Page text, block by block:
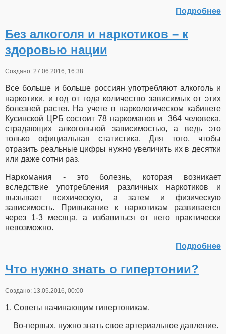
Подробнее
Без алкоголя и наркотиков – к
здоровью нации
Создано: 27.06.2016, 16:38
Все больше и больше россиян употребляют алкоголь и
наркотики, и год от года количество зависимых от этих
болезней растет. На учете в наркологическом кабинете
Кусинской ЦРБ состоит 78 наркоманов и 364 человека,
страдающих алкогольной зависимостью, а ведь это
только официальная статистика. Для того, чтобы
отразить реальные цифры нужно увеличить их в десятки
или даже сотни раз.
Наркомания - это болезнь, которая возникает
вследствие употребления различных наркотиков и
вызывает психическую, а затем и физическую
зависимость. Привыкание к наркотикам развивается
через 1-3 месяца, а избавиться от него практически
невозможно.
Подробнее
Что нужно знать о гипертонии?
Создано: 13.05.2016, 00:00
1. Советы начинающим гипертоникам.
Во-первых, нужно знать свое артериальное давление.